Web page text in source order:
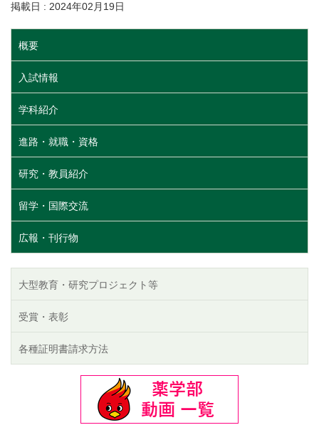
掲載日 : 2024年02月19日
概要
入試情報
学科紹介
進路・就職・資格
研究・教員紹介
留学・国際交流
広報・刊行物
大型教育・研究プロジェクト等
受賞・表彰
各種証明書請求方法